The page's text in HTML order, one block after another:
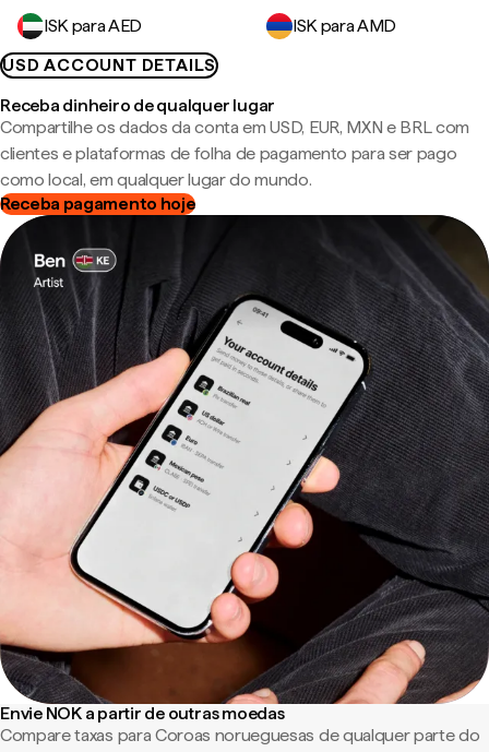
ISK para AED
ISK para AMD
USD ACCOUNT DETAILS
Receba dinheiro de qualquer lugar
Compartilhe os dados da conta em USD, EUR, MXN e BRL com
clientes e plataformas de folha de pagamento para ser pago
como local, em qualquer lugar do mundo.
Receba pagamento hoje
Envie NOK a partir de outras moedas
Compare taxas para Coroas norueguesas de qualquer parte do